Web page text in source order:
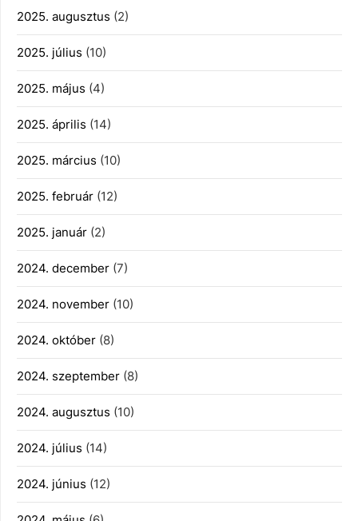
2025. augusztus (2)
2025. július (10)
2025. május (4)
2025. április (14)
2025. március (10)
2025. február (12)
2025. január (2)
2024. december (7)
2024. november (10)
2024. október (8)
2024. szeptember (8)
2024. augusztus (10)
2024. július (14)
2024. június (12)